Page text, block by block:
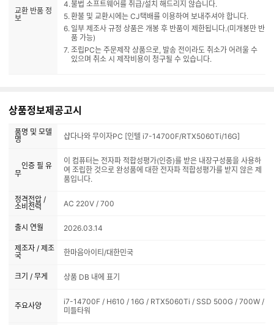
교환 반품 정
보
불법 소프트웨어를 취급/설치 해드리지 않습니다.
환불 및 교환시에는 CJ택배를 이용하여 보내주셔야 합니다.
일부 제조사 규정 상품은 개봉 후 반품이 제한됩니다.(미개봉만 반
품 가능)
조립PC는 주문제작 상품으로, 발송 전이라도 취소가 어려울 수
있으며 취소 시 제작비용이 청구될 수 있습니다.
상품정보제공고시
품명 및 모델
명
샵다나와 무이자PC [인텔 i7-14700F/RTX5060Ti/16G]
인증 필 유
무
이 컴퓨터는 전자파 적합성평가(인증)를 받은 내장구성품을 사용하
여 조립한 것으로 완성품에 대한 전자파 적합성평가를 받지 않은 제
품입니다.
정격전압 /
소비전력
AC 220V / 700
출시 연월 2026.03.14
제조자 / 제조
국
한마음아이티/대한민국
크기 / 무게 상품 DB 내에 표기
주요사양
i7-14700F / H610 / 16G / RTX5060Ti / SSD 500G / 700W /
미들타워